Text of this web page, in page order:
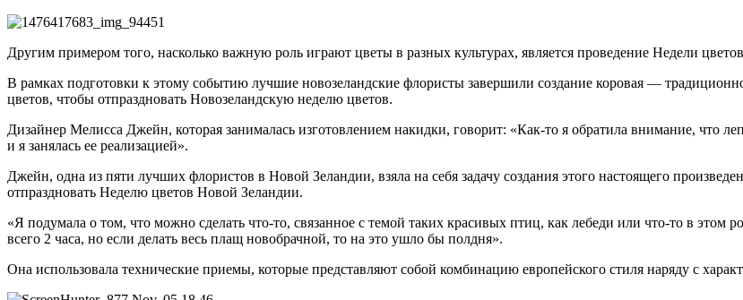
Другим примером того, насколько важную роль играют цветы в разных культурах, является проведение Недели
В рамках подготовки к этому событию лучшие новозеландские флористы завершили создание коровая —
цветов, чтобы отпраздновать Новозеландскую неделю цветов.
Дизайнер Мелисса Джейн, которая занималась изготовлением накидки, говорит: «Как-то я обратила внимание, что
и я занялась ее реализацией».
Джейн, одна из пяти лучших флористов в Новой Зеландии, взяла на себя задачу создания этого настоящего
отпраздновать Неделю цветов Новой Зеландии.
«Я подумала о том, что можно сделать что-то, связанное с темой таких красивых птиц, как лебеди или что-то в
всего 2 часа, но если делать весь плащ новобрачной, то на это ушло бы полдня».
Она использовала технические приемы, которые представляют собой комбинацию европейского стиля наряду с